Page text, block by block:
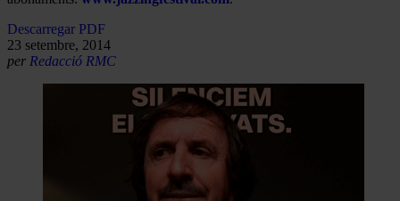
Descarregar PDF
23 setembre, 2014
per Redacció RMC